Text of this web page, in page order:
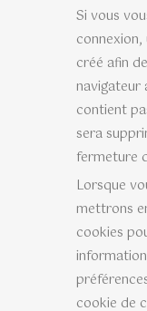
Si vous
créé afin
navigateur
contient
sera
fermeture
Lorsque
mettrons
cookies
cookie de